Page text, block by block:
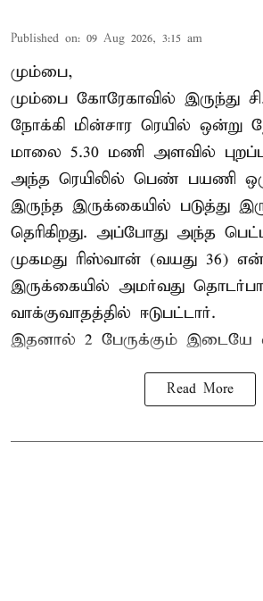
Published on: 09 Aug 2026, 3:15 am
மும்பை,
மும்பை கோரேகாவில் இருந்து
நோக்கி மின்சார ரெயில் ஒன்று
மாலை 5.30 மணி அளவில்
அந்த ரெயிலில் பெண் பயணி
இருந்த இருக்கையில் படுத்து
தெரிகிறது. அப்போது அந்த
முகமது ரிஸ்வான் (வயது 36)
இருக்கையில் அமர்வது
வாக்குவாதத்தில் ஈடுபட்டார்.
இதனால் 2 பேருக்கும் இடையே
Read More